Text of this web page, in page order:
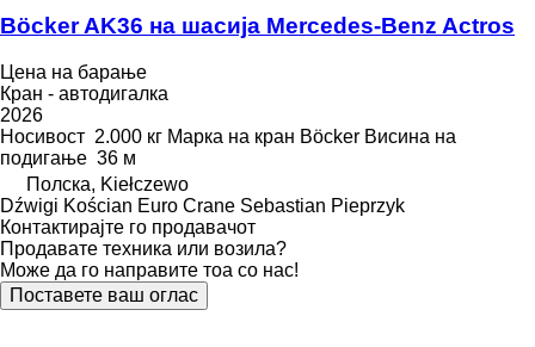
Böcker AK36 на шасија Mercedes-Benz Actros
Цена на барање
Кран - автодигалка
2026
Носивост 2.000 кг Марка на кран Böcker Висина на
подигање 36 м
Полска, Kiełczewo
Dźwigi Kościan Euro Crane Sebastian Pieprzyk
Контактирајте го продавачот
Продавате техника или возила?
Може да го направите тоа со нас!
Поставете ваш оглас